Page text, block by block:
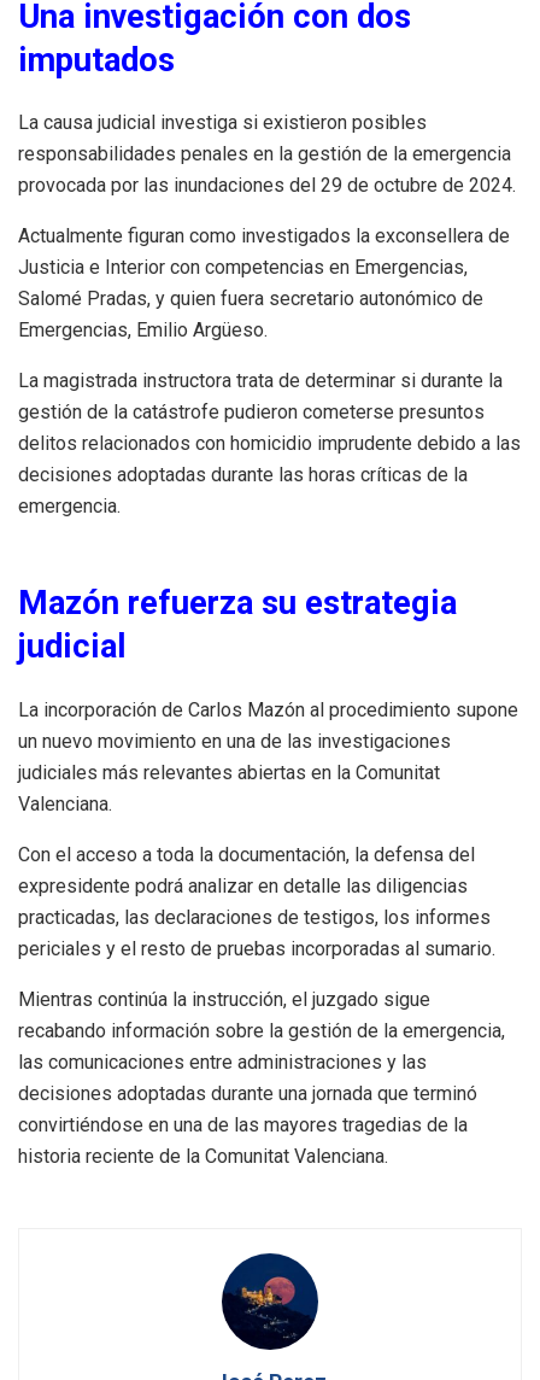
Una investigación con dos
imputados
La causa judicial investiga si existieron posibles
responsabilidades penales en la gestión de la emergencia
provocada por las inundaciones del 29 de octubre de 2024.
Actualmente figuran como investigados la exconsellera de
Justicia e Interior con competencias en Emergencias,
Salomé Pradas, y quien fuera secretario autonómico de
Emergencias, Emilio Argüeso.
La magistrada instructora trata de determinar si durante la
gestión de la catástrofe pudieron cometerse presuntos
delitos relacionados con homicidio imprudente debido a las
decisiones adoptadas durante las horas críticas de la
emergencia.
Mazón refuerza su estrategia
judicial
La incorporación de Carlos Mazón al procedimiento supone
un nuevo movimiento en una de las investigaciones
judiciales más relevantes abiertas en la Comunitat
Valenciana.
Con el acceso a toda la documentación, la defensa del
expresidente podrá analizar en detalle las diligencias
practicadas, las declaraciones de testigos, los informes
periciales y el resto de pruebas incorporadas al sumario.
Mientras continúa la instrucción, el juzgado sigue
recabando información sobre la gestión de la emergencia,
las comunicaciones entre administraciones y las
decisiones adoptadas durante una jornada que terminó
convirtiéndose en una de las mayores tragedias de la
historia reciente de la Comunitat Valenciana.